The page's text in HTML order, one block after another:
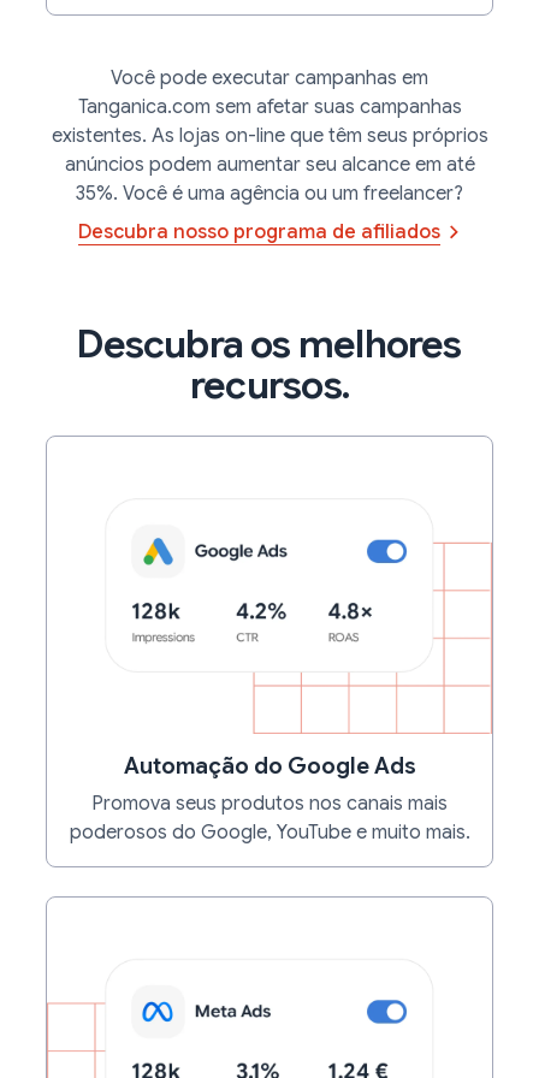
de pedidos e muito mais.
Saiba maisVocê pode executar campanhas em
Tanganica.com sem afetar suas campanhas
existentes. As lojas on-line que têm seus próprios
anúncios podem aumentar seu alcance em até
35%. Você é uma agência ou um freelancer?
Descubra nosso programa de afiliados
Descubra os melhores
recursos.
Automação do Google Ads
Promova seus produtos nos canais mais
poderosos do Google, YouTube e muito mais.